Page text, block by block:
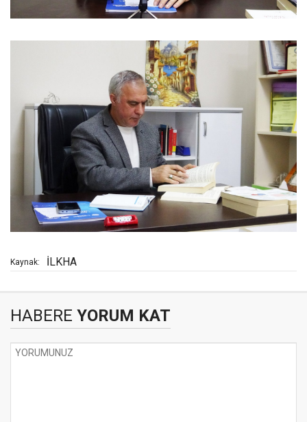
Kaynak: İLKHA
HABERE YORUM KAT